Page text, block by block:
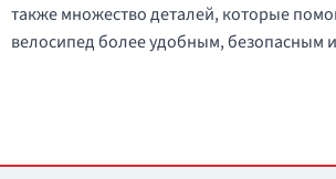
также множество деталей, которые
велосипед более удобным, безопасным